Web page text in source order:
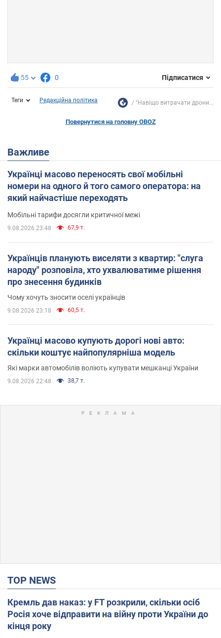
55 0 Підписатися
Теги Редакційна політика "Навіщо витрачати дрони...
Повернутися на головну OBOZ
Важливе
Українці масово переносять свої мобільні
номери на одного й того самого оператора: на
який найчастіше переходять
Мобільні тарифи досягли критичної межі
9.08.2026 23:48 67,9 т.
Українців планують виселяти з квартир: "слуга
народу" розповіла, хто ухвалюватиме рішення
про знесення будинків
Чому хочуть зносити оселі українців
9.08.2026 23:18 60,5 т.
Українці масово купують дорогі нові авто:
скільки коштує найпопулярніша модель
Які марки автомобілів воліють купувати мешканці України
9.08.2026 22:48 38,7 т.
TOP NEWS
Кремль дав наказ: у FT розкрили, скільки осіб
Росія хоче відправити на війну проти України до
кінця року